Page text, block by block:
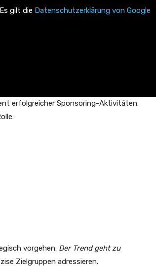
gilt die Datenschutzerklärung von Google
erfolgreicher Sponsoring-Aktivitäten.
vorgehen. Der Trend geht zu
Zielgruppen adressieren.